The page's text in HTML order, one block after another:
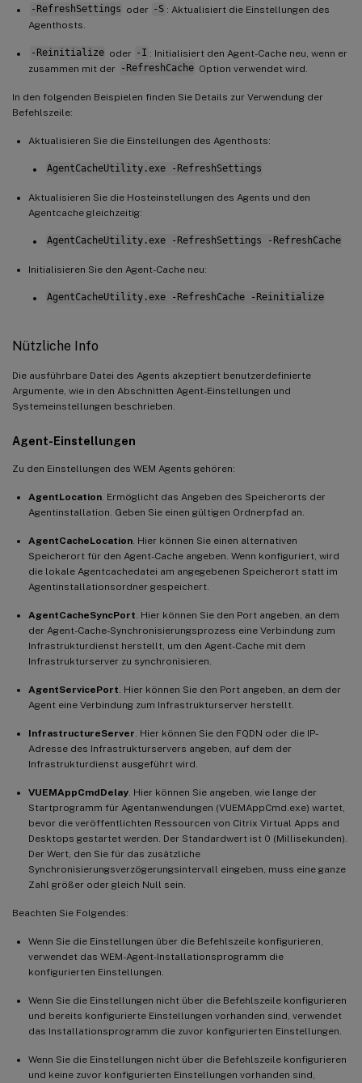
-RefreshSettings oder -S : Aktualisiert die Einstellungen des
Agenthosts.
-Reinitialize oder -I : Initialisiert den Agent-Cache neu, wenn er
zusammen mit der -RefreshCache Option verwendet wird.
In den folgenden Beispielen finden Sie Details zur Verwendung der
Befehlszeile:
Aktualisieren Sie die Einstellungen des Agenthosts:
AgentCacheUtility.exe -RefreshSettings
Aktualisieren Sie die Hosteinstellungen des Agents und den
Agentcache gleichzeitig:
AgentCacheUtility.exe -RefreshSettings -RefreshCache
Initialisieren Sie den Agent-Cache neu:
AgentCacheUtility.exe -RefreshCache -Reinitialize
Nützliche Info
Die ausführbare Datei des Agents akzeptiert benutzerdefinierte
Argumente, wie in den Abschnitten Agent-Einstellungen und
Systemeinstellungen beschrieben.
Agent-Einstellungen
Zu den Einstellungen des WEM Agents gehören:
AgentLocation . Ermöglicht das Angeben des Speicherorts der
Agentinstallation. Geben Sie einen gültigen Ordnerpfad an.
AgentCacheLocation . Hier können Sie einen alternativen
Speicherort für den Agent-Cache angeben. Wenn konfiguriert, wird
die lokale Agentcachedatei am angegebenen Speicherort statt im
Agentinstallationsordner gespeichert.
AgentCacheSyncPort . Hier können Sie den Port angeben, an dem
der Agent-Cache-Synchronisierungsprozess eine Verbindung zum
Infrastrukturdienst herstellt, um den Agent-Cache mit dem
Infrastrukturserver zu synchronisieren.
AgentServicePort . Hier können Sie den Port angeben, an dem der
Agent eine Verbindung zum Infrastrukturserver herstellt.
InfrastructureServer . Hier können Sie den FQDN oder die IP-
Adresse des Infrastrukturservers angeben, auf dem der
Infrastrukturdienst ausgeführt wird.
VUEMAppCmdDelay . Hier können Sie angeben, wie lange der
Startprogramm für Agentanwendungen (VUEMAppCmd.exe) wartet,
bevor die veröffentlichten Ressourcen von Citrix Virtual Apps and
Desktops gestartet werden. Der Standardwert ist 0 (Millisekunden).
Der Wert, den Sie für das zusätzliche
Synchronisierungsverzögerungsintervall eingeben, muss eine ganze
Zahl größer oder gleich Null sein.
Beachten Sie Folgendes:
Wenn Sie die Einstellungen über die Befehlszeile konfigurieren,
verwendet das WEM-Agent-Installationsprogramm die
konfigurierten Einstellungen.
Wenn Sie die Einstellungen nicht über die Befehlszeile konfigurieren
und bereits konfigurierte Einstellungen vorhanden sind, verwendet
das Installationsprogramm die zuvor konfigurierten Einstellungen.
Wenn Sie die Einstellungen nicht über die Befehlszeile konfigurieren
und keine zuvor konfigurierten Einstellungen vorhanden sind,